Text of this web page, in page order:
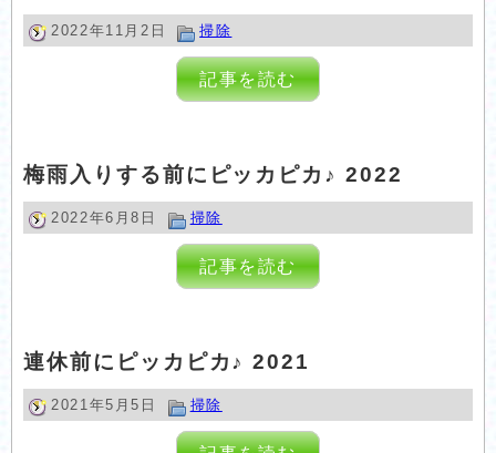
2022年11月2日 掃除
記事を読む
梅雨入りする前にピッカピカ♪ 2022
2022年6月8日 掃除
記事を読む
連休前にピッカピカ♪ 2021
2021年5月5日 掃除